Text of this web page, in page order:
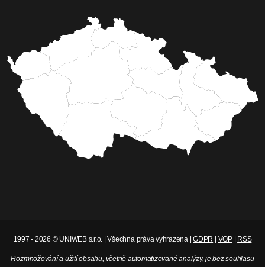
1997 - 2026 © UNIWEB s.r.o. | Všechna práva vyhrazena |GDPR VOP| RSS
Rozmnožování a užití obsahu, včetně automatizované analýzy, je bez souhlasu